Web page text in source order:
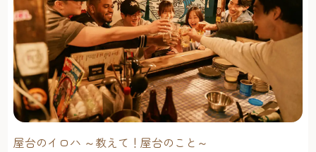
屋台のイロハ ～教えて！屋台のこと～